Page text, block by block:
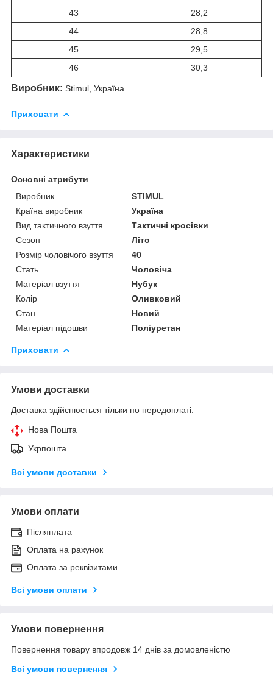
43
28,2
44
28,8
45
29,5
46
30,3
Виробник: Stimul, Україна
Приховати
Характеристики
Основні атрибути
Виробник
STIMUL
Країна виробник
Україна
Вид тактичного взуття
Тактичні кросівки
Сезон
Літо
Розмір чоловічого взуття
40
Стать
Чоловіча
Матеріал взуття
Нубук
Колір
Оливковий
Стан
Новий
Матеріал підошви
Поліуретан
Приховати
Умови доставки
Доставка здійснюється тільки по передоплаті.
Нова Пошта
Укрпошта
Всі умови доставки
Умови оплати
Післяплата
Оплата на рахунок
Оплата за реквізитами
Всі умови оплати
Умови повернення
Повернення товару впродовж 14 днів за домовленістю
Всі умови повернення